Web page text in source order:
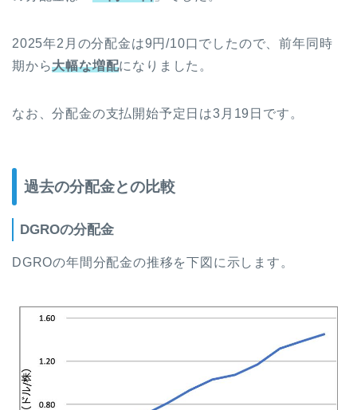
2025年2月の分配金は9円/10口でしたので、前年同時
期から大幅な増配になりました。
なお、分配金の支払開始予定日は3月19日です。
過去の分配金との比較
DGROの分配金
DGROの年間分配金の推移を下図に示します。